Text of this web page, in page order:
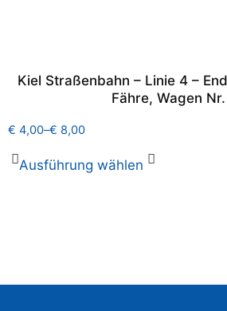
Kiel Straßenbahn – Linie 4 –
Fähre, Wagen
€ 4,00–€ 8,00
Ausführung wählen